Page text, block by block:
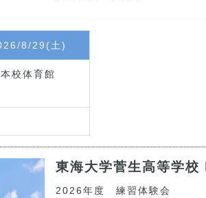
8/29(土)
本校体育館
東海大学菅生高等学校
2026年度 練習体験会